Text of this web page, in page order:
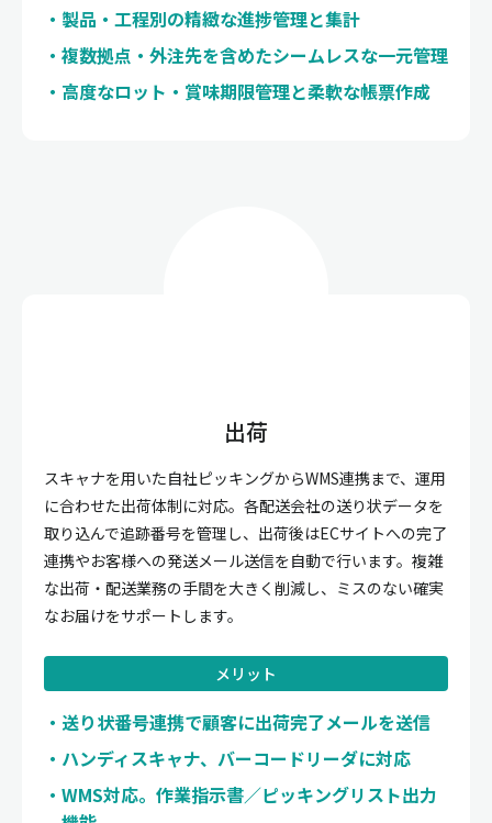
製品・工程別の精緻な進捗管理と集計
複数拠点・外注先を含めたシームレスな一元管理
高度なロット・賞味期限管理と柔軟な帳票作成
出荷
スキャナを用いた自社ピッキングからWMS連携まで、運用
に合わせた出荷体制に対応。各配送会社の送り状データを
取り込んで追跡番号を管理し、出荷後はECサイトへの完了
連携やお客様への発送メール送信を自動で行います。複雑
な出荷・配送業務の手間を大きく削減し、ミスのない確実
なお届けをサポートします。
メリット
送り状番号連携で顧客に出荷完了メールを送信
ハンディスキャナ、バーコードリーダに対応
WMS対応。作業指示書／ピッキングリスト出力